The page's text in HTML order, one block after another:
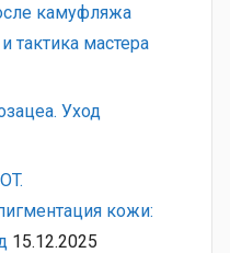
камуфляжа
тактика мастера
Уход
кожи:
15.12.2025